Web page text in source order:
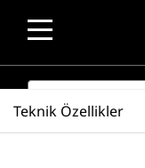
SEARCH
Teknik Özellikler